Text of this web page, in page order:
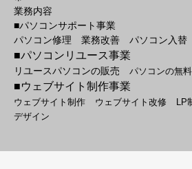
業務内容
■パソコンサポート事業
パソコン修理 業務改善 パソコン入替
■パソコンリユース事業
リユースパソコンの販売 パソコンの無
■ウェブサイト制作事業
ウェブサイト制作 ウェブサイト改修
LP
デザイン